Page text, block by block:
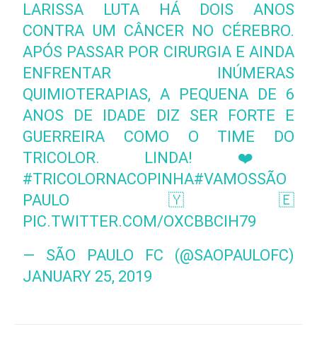
LARISSA LUTA HÁ DOIS ANOS
CONTRA UM CÂNCER NO CÉREBRO.
APÓS PASSAR POR CIRURGIA E AINDA
ENFRENTAR INÚMERAS
QUIMIOTERAPIAS, A PEQUENA DE 6
ANOS DE IDADE DIZ SER FORTE E
GUERREIRA COMO O TIME DO
TRICOLOR. LINDA! ❤️
#TRICOLORNACOPINHA#VAMOSSÃO
PAULO 🇾🇪
PIC.TWITTER.COM/OXCBBCIH79
— SÃO PAULO FC (@SAOPAULOFC)
JANUARY 25, 2019